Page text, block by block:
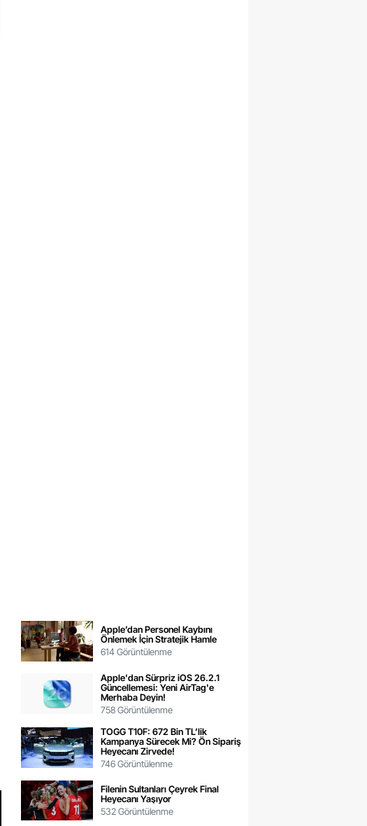
Apple’dan Personel Kaybını
Önlemek İçin Stratejik Hamle
614 Görüntülenme
Apple'dan Sürpriz iOS 26.2.1
Güncellemesi: Yeni AirTag'e
Merhaba Deyin!
758 Görüntülenme
TOGG T10F: 672 Bin TL’lik
Kampanya Sürecek Mi? Ön Sipariş
Heyecanı Zirvede!
746 Görüntülenme
Filenin Sultanları Çeyrek Final
Heyecanı Yaşıyor
532 Görüntülenme